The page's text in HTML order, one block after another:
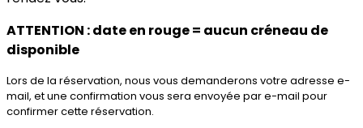
ATTENTION : date en rouge = aucun créneau de
disponible
Lors de la réservation, nous vous demanderons votre adresse e-
mail, et une confirmation vous sera envoyée par e-mail pour
confirmer cette réservation.